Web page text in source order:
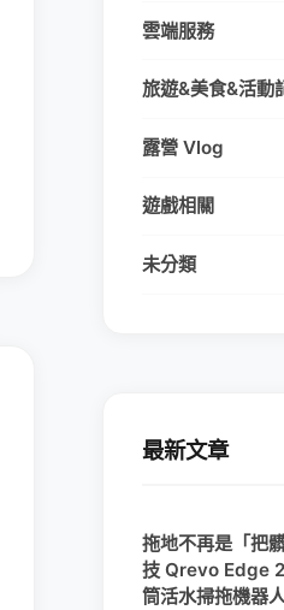
雲端服務
旅遊&美食&活動
露營 Vlog
遊戲相關
未分類
最新文章
拖地不再是「把
技 Qrevo Edge
筒活水掃拖機器